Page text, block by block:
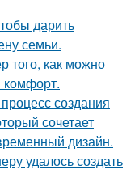
дарить
семьи.
того, как можно
комфорт.
создания
сочетает
дизайн.
удалось создать